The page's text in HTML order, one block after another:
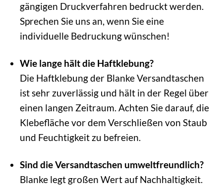
gängigen Druckverfahren bedruckt werden.
Sprechen Sie uns an, wenn Sie eine
individuelle Bedruckung wünschen!
Wie lange hält die Haftklebung?
Die Haftklebung der Blanke Versandtaschen
ist sehr zuverlässig und hält in der Regel über
einen langen Zeitraum. Achten Sie darauf, die
Klebefläche vor dem Verschließen von Staub
und Feuchtigkeit zu befreien.
Sind die Versandtaschen umweltfreundlich?
Blanke legt großen Wert auf Nachhaltigkeit.